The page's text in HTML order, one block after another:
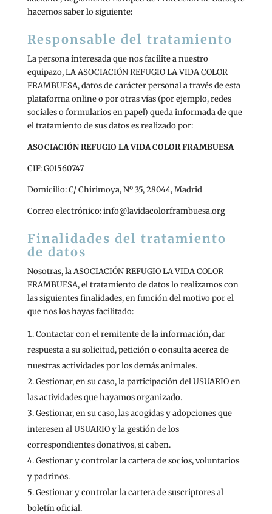
hacemos saber lo siguiente:
Responsable del tratamiento
La persona interesada que nos facilite a nuestro
equipazo, LA ASOCIACIÓN REFUGIO LA VIDA COLOR
FRAMBUESA, datos de carácter personal a través de esta
plataforma online o por otras vías (por ejemplo, redes
sociales o formularios en papel) queda informada de que
el tratamiento de sus datos es realizado por:
ASOCIACIÓN REFUGIO LA VIDA COLOR FRAMBUESA
CIF: G01560747
Domicilio: C/ Chirimoya, Nº 35, 28044, Madrid
Correo electrónico: info@lavidacolorframbuesa.org
Finalidades del tratamiento
de datos
Nosotras, la ASOCIACIÓN REFUGIO LA VIDA COLOR
FRAMBUESA, el tratamiento de datos lo realizamos con
las siguientes finalidades, en función del motivo por el
que nos los hayas facilitado:
Contactar con el remitente de la información, dar
respuesta a su solicitud, petición o consulta acerca de
nuestras actividades por los demás animales.
Gestionar, en su caso, la participación del USUARIO en
las actividades que hayamos organizado.
Gestionar, en su caso, las acogidas y adopciones que
interesen al USUARIO y la gestión de los
correspondientes donativos, si caben.
Gestionar y controlar la cartera de socios, voluntarios
y padrinos.
Gestionar y controlar la cartera de suscriptores al
boletín oficial.